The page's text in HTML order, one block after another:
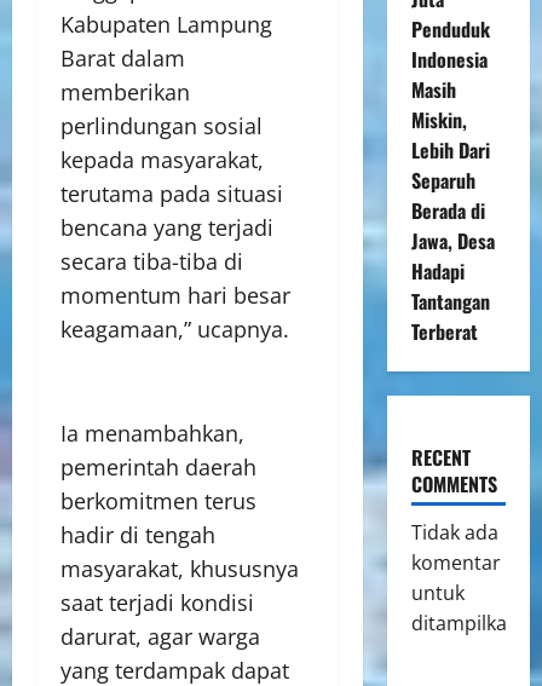
Kabupaten Lampung
Barat dalam
memberikan
perlindungan sosial
kepada masyarakat,
terutama pada situasi
bencana yang terjadi
secara tiba-tiba di
momentum hari besar
keagamaan,” ucapnya.
‎Ia menambahkan,
pemerintah daerah
berkomitmen terus
hadir di tengah
masyarakat, khususnya
saat terjadi kondisi
darurat, agar warga
yang terdampak dapat
Penduduk
Indonesia
Masih
Miskin,
Lebih Dari
Separuh
Berada di
Jawa, Desa
Hadapi
Tantangan
Terberat
RECENT
COMMENTS
Tidak ada
komentar
untuk
ditampilkan.